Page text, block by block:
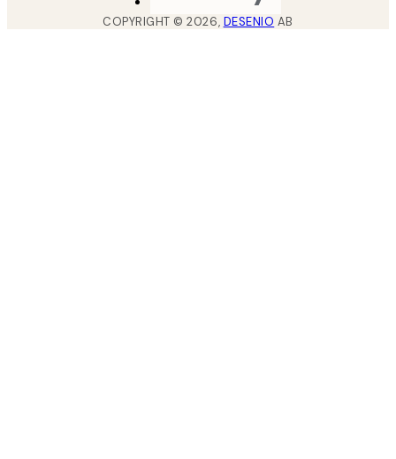
COPYRIGHT ©2026, DESENIO AB